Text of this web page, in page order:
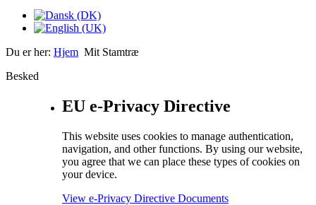
Du er her: Hjem Mit Stamtræ
Besked
EU e-Privacy Directive
This website uses cookies to manage authentication,
navigation, and other functions. By using our website,
you agree that we can place these types of cookies on
your device.
View e-Privacy Directive Documents